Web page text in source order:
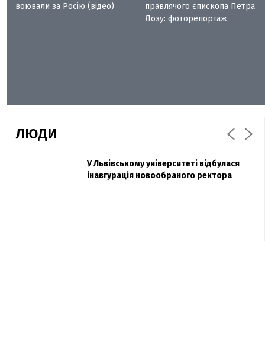
воювали за Росію (відео)
правлячого єпископа Петра
Лозу: фоторепортаж
ЛЮДИ
Павло Дак
«Час не лікує, лише притуплює біль»:
Захисник "Азовсталі" Діанов вдруге
одружився та показав фото з весілля
У Львівському університеті відбулася
інавгурація новообраного ректора